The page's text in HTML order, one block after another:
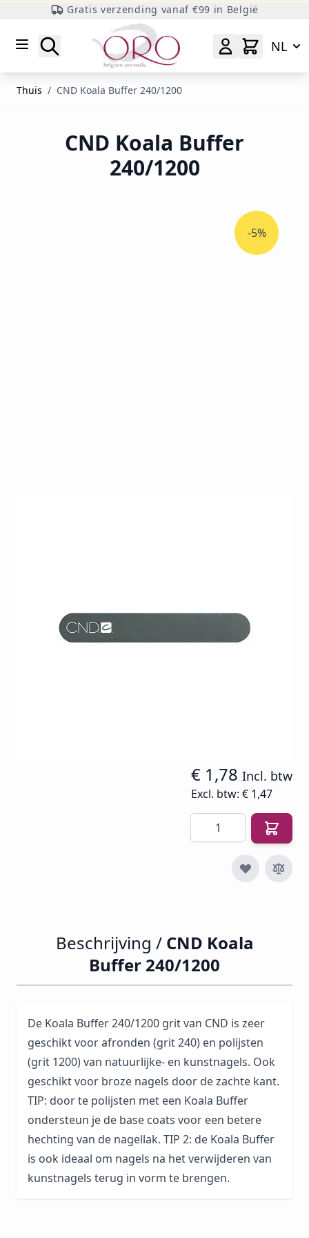
Gratis verzending vanaf €99 in België
Zoeken
NL
Thuis / CND Koala Buffer 240/1200
CND Koala Buffer
240/1200
-5%
hechting van gellak of gel.
Op voorraad
€ 1,78 Incl. btw
Excl. btw: € 1,47
Aantal
Beschrijving / CND Koala
Buffer 240/1200
De Koala Buffer 240/1200 grit van CND is zeer
geschikt voor afronden (grit 240) en polijsten
(grit 1200) van natuurlijke- en kunstnagels. Ook
geschikt voor broze nagels door de zachte kant.
TIP: door te polijsten met een Koala Buffer
ondersteun je de base coats voor een betere
hechting van de nagellak. TIP 2: de Koala Buffer
is ook ideaal om nagels na het verwijderen van
kunstnagels terug in vorm te brengen.